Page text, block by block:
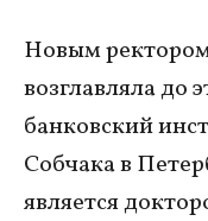
Новым
возглавляла
банковский
Собчака в
является